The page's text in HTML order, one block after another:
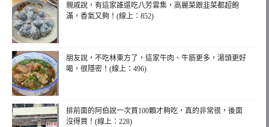
親戚說，有這家誰還吃八芳雲集，高麗菜跟韭菜都超飽
滿，香氣又夠！(線上：852)
朋友說，不吃林東方了，這家牛肉、牛筋更多，湯頭更好
喝，很隱密！(線上：496)
排前面的阿伯說一次買100顆才夠吃，真的非常很，後面
沒得買！(線上：228)